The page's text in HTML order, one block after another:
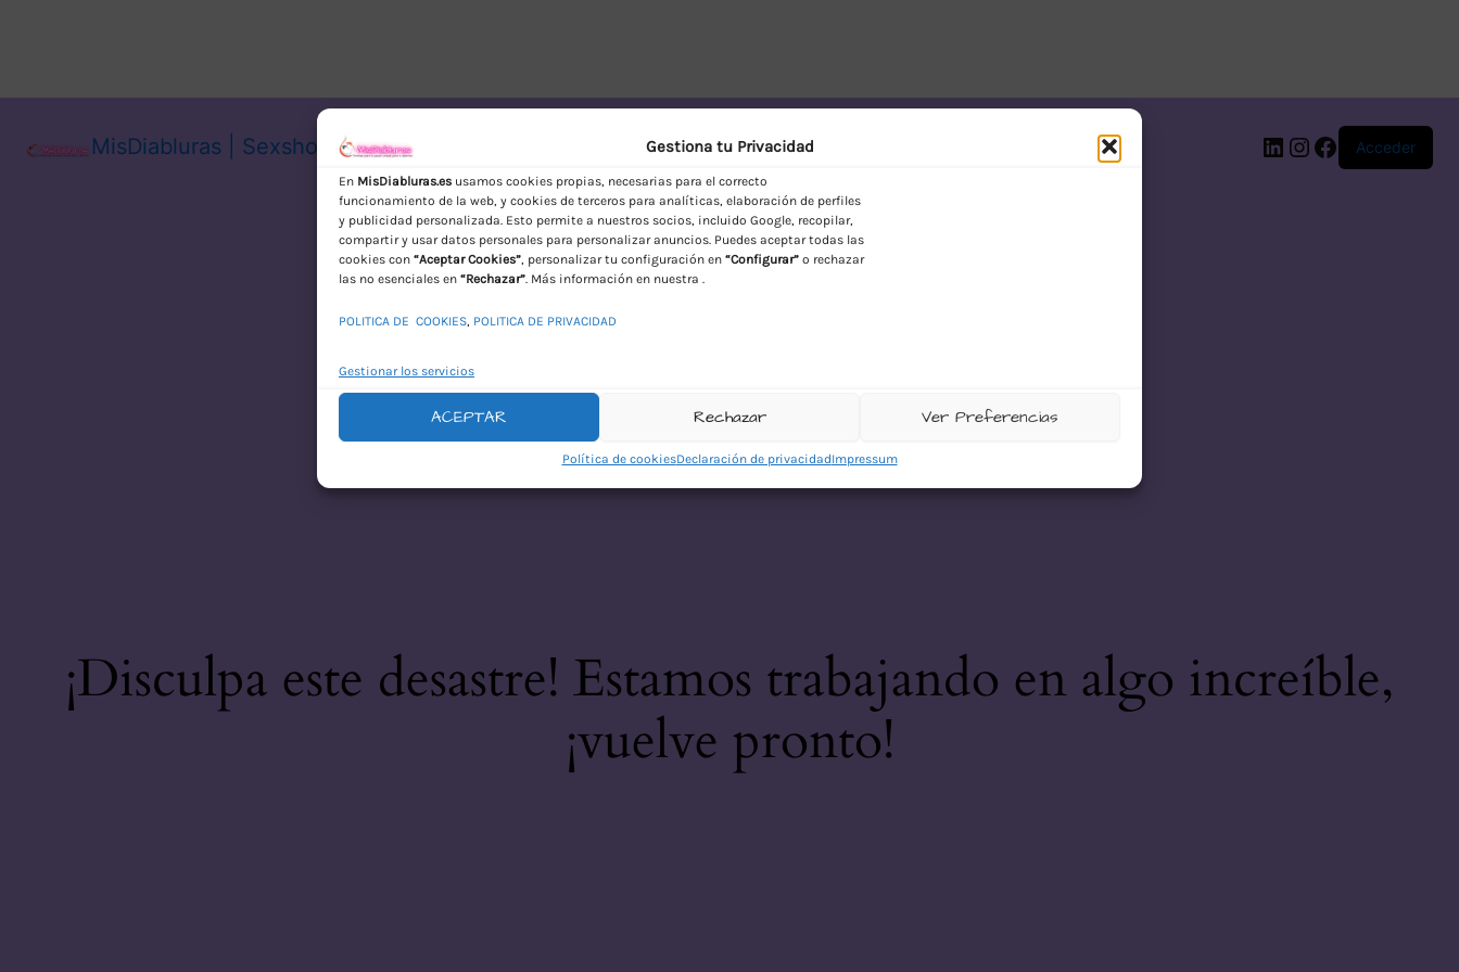
Gestiona tu Privacidad
En MisDiabluras.es usamos cookies propias, necesarias para el correcto
funcionamiento de la web, y cookies de terceros para analíticas, elaboración de perfiles
y publicidad personalizada. Esto permite a nuestros socios, incluido Google, recopilar,
compartir y usar datos personales para personalizar anuncios. Puedes aceptar todas las
cookies con “Aceptar Cookies”, personalizar tu configuración en “Configurar” o rechazar
las no esenciales en “Rechazar”. Más información en nuestra .
POLITICA DE COOKIES, POLITICA DE PRIVACIDAD
Gestionar los servicios
ACEPTAR Rechazar Ver Preferencias
Política de cookiesDeclaración de privacidadImpressum
MisDiabluras | Sexshop Online con Envío Discreto en España
LinkedIn
Instagram
Facebook
Acceder
¡Disculpa este desastre! Estamos trabajando en algo increíble,
¡vuelve pronto!